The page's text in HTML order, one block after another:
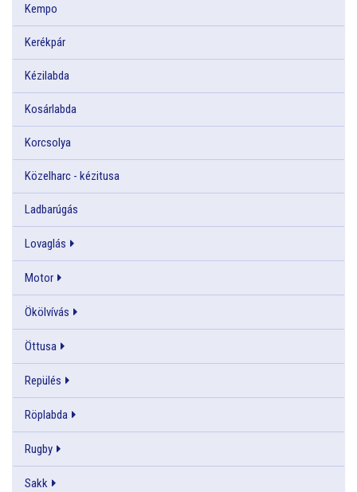
Kempo
Kerékpár
Kézilabda
Kosárlabda
Korcsolya
Közelharc - kézitusa
Ladbarúgás
Lovaglás
Motor
Ökölvívás
Öttusa
Repülés
Röplabda
Rugby
Sakk